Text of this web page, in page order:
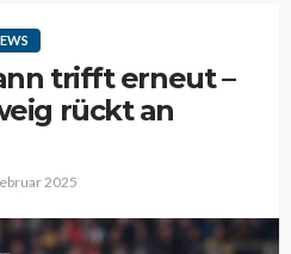
trifft erneut –
rückt an
2025